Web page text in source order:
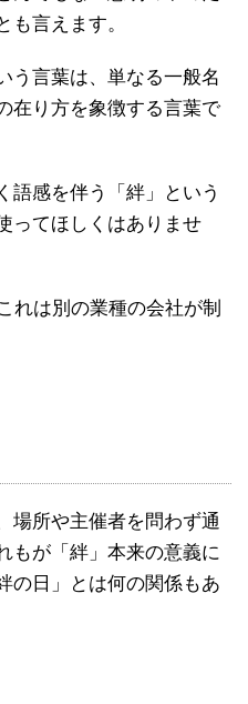
も言えます。
う言葉は、単なる一般名
在り方を象徴する言葉で
語感を伴う「絆」という
ってほしくはありませ
れは別の業種の会社が制
場所や主催者を問わず通
もが「絆」本来の意義に
の日」とは何の関係もあ